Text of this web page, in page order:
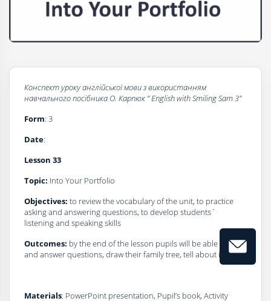
Конспект урокуанглійської мови з використанням
навчального посібника О. Карпюк “EnglishwithSmiling Sam 3”
Form: 3
Dаte:
Lesson 33
Topic: Into Your Portfolio
Objectives: to review the vocabulary of the unit, to practice
asking and answering questions, to develop students`
listening and speaking skills
Outcomes: by the end of the lesson pupils will be able to ask
and answer questions, draw their family tree, tell about it
Materials: PowerPoint presentation, Pupil’s book, Activity